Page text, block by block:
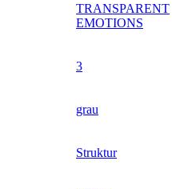
TRANSPARENT
EMOTIONS
3
grau
Struktur